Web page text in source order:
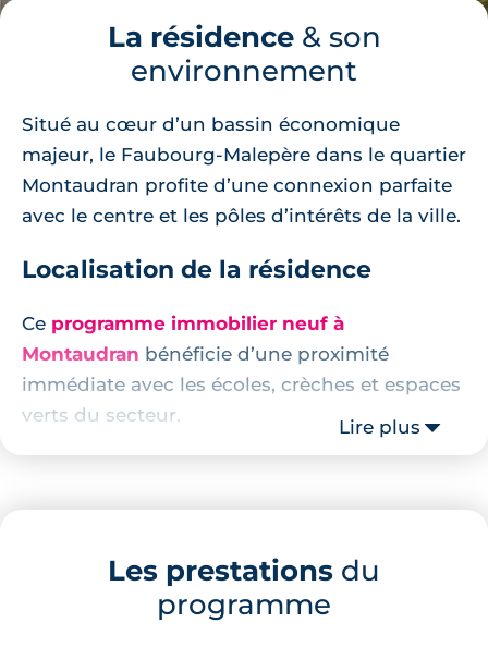
La résidence& son
environnement
Situé au cœur d’un bassin économique
majeur, le Faubourg-Malepère dans le quartier
Montaudran profite d’une connexion parfaite
avec le centre et les pôles d’intérêts de la ville.
Localisation de la résidence
Ce programme immobilier neuf à
Montaudran bénéficie d’une proximité
immédiate avec les écoles, crèches et espaces
verts du secteur.
de Saint-Orens et sa galerie sont lui joignables
en 5 minutes de route.
Lire plus
Les prestations du
programme